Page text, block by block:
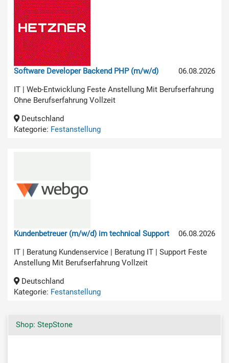
06.08.2026
Software Developer Backend PHP (m/w/d)
IT | Web-Entwicklung Feste Anstellung Mit Berufserfahrung
Ohne Berufserfahrung Vollzeit
Deutschland
Kategorie: Festanstellung
06.08.2026
Kundenbetreuer (m/w/d) im technical Support
IT | Beratung Kundenservice | Beratung IT | Support Feste
Anstellung Mit Berufserfahrung Vollzeit
Deutschland
Kategorie: Festanstellung
Shop: StepStone